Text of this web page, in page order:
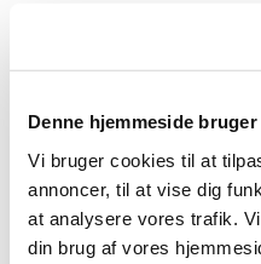
Denne hjemmeside
Vi bruger cookies til at
annoncer, til at vise dig
at analysere vores trafik.
din brug af vores
kunst ved hjælp af blandt
forenkling af motivet, så
tilbage.
Jette Berg